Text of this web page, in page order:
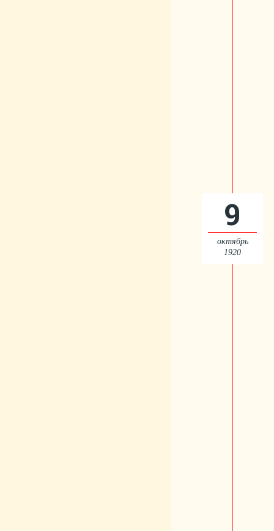
9
октябрь
1920